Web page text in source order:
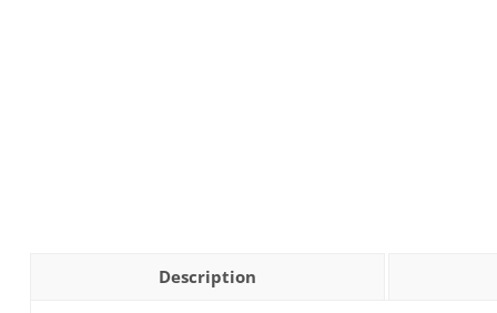
Description